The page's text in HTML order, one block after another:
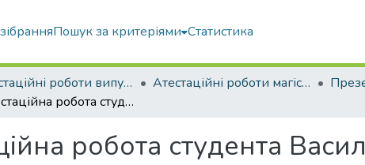
Пошук за критеріями Статистика
Атестаційні роботи випускників Атестаційні роботи магістрів
Атестаційна робота студента Василиги Павла Олеговича
робота студента